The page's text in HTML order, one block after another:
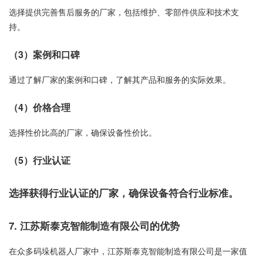
选择提供完善售后服务的厂家，包括维护、零部件供应和技术支
持。
（3）案例和口碑
通过了解厂家的案例和口碑，了解其产品和服务的实际效果。
（4）价格合理
选择性价比高的厂家，确保设备性价比。
（5）行业认证
选择获得行业认证的厂家，确保设备符合行业标准。
7. 江苏斯泰克智能制造有限公司的优势
在众多码垛机器人厂家中，江苏斯泰克智能制造有限公司是一家值